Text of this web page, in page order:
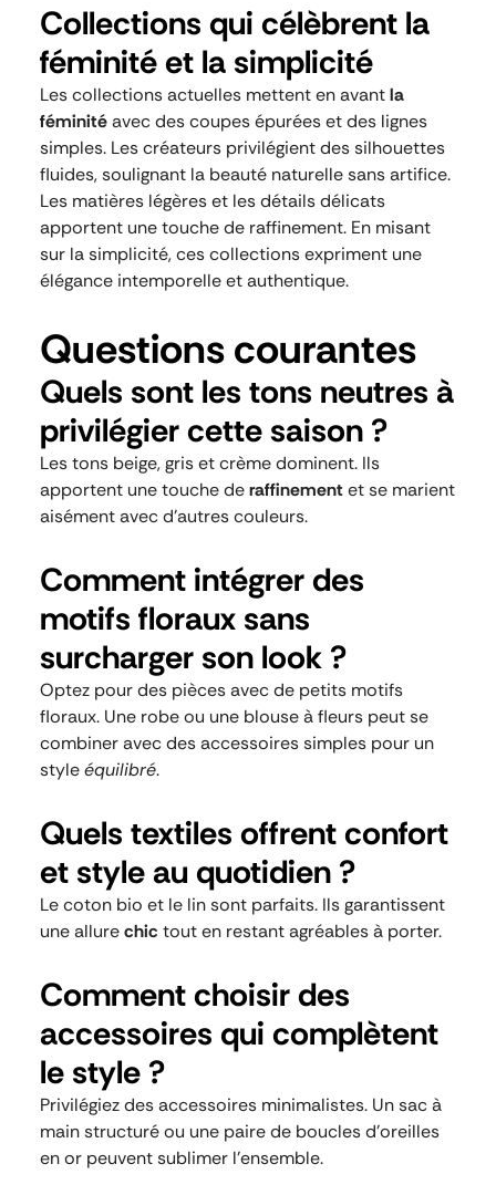
Collections qui célèbrent la
féminité et la simplicité
Les collections actuelles mettent en avantla
féminitéavec des coupes épurées et des lignes
simples. Les créateurs privilégient des silhouettes
fluides, soulignant la beauté naturelle sans artifice.
Les matières légères et les détails délicats
apportent une touche de raffinement. En misant
sur la simplicité, ces collections expriment une
élégance intemporelle et authentique.
Questions courantes
Quels sont les tons neutres à
privilégier cette saison ?
Les tons beige, gris et crème dominent. Ils
apportent une touche deraffinementet se marient
aisément avec d’autres couleurs.
Comment intégrer des
motifs floraux sans
surcharger son look ?
Optez pour des pièces avec de petits motifs
floraux. Une robe ou une blouse à fleurs peut se
combiner avec des accessoires simples pour un
styleéquilibré.
Quels textiles offrent confort
et style au quotidien ?
Le coton bio et le lin sont parfaits. Ils garantissent
une allurechic tout en restant agréables à porter.
Comment choisir des
accessoires qui complètent
le style ?
Privilégiez des accessoires minimalistes. Un sac à
main structuré ou une paire de boucles d’oreilles
en or peuvent sublimer l’ensemble.